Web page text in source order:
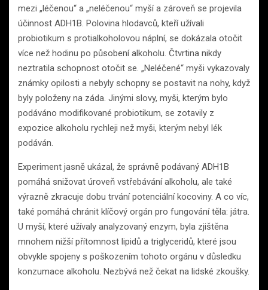
mezi „léčenou“ a „neléčenou“ myší a zároveň se projevila
účinnost ADH1B. Polovina hlodavců, kteří užívali
probiotikum s protialkoholovou náplní, se dokázala otočit
více než hodinu po působení alkoholu. Čtvrtina nikdy
neztratila schopnost otočit se. „Neléčené“ myši vykazovaly
známky opilosti a nebyly schopny se postavit na nohy, když
byly položeny na záda. Jinými slovy, myši, kterým bylo
podáváno modifikované probiotikum, se zotavily z
expozice alkoholu rychleji než myši, kterým nebyl lék
podáván.
Experiment jasně ukázal, že správně podávaný ADH1B
pomáhá snižovat úroveň vstřebávání alkoholu, ale také
výrazně zkracuje dobu trvání potenciální kocoviny. A co víc,
také pomáhá chránit klíčový orgán pro fungování těla: játra.
U myší, které užívaly analyzovaný enzym, byla zjištěna
mnohem nižší přítomnost lipidů a triglyceridů, které jsou
obvykle spojeny s poškozením tohoto orgánu v důsledku
konzumace alkoholu. Nezbývá než čekat na lidské zkoušky.